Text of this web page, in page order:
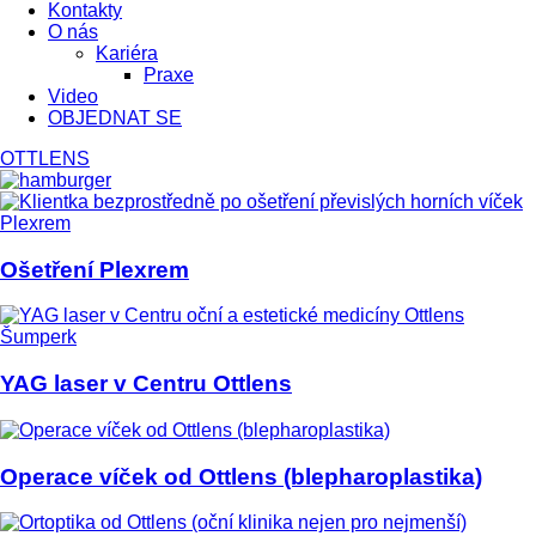
Kontakty
O nás
Kariéra
Praxe
Video
OBJEDNAT SE
OTTLENS
Ošetření Plexrem
YAG laser v Centru Ottlens
Operace víček od Ottlens (blepharoplastika)